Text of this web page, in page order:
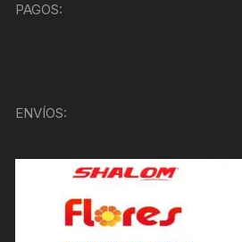
PAGOS:
ENVÍOS: